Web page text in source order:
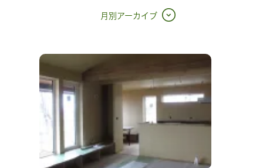
月別アーカイブ